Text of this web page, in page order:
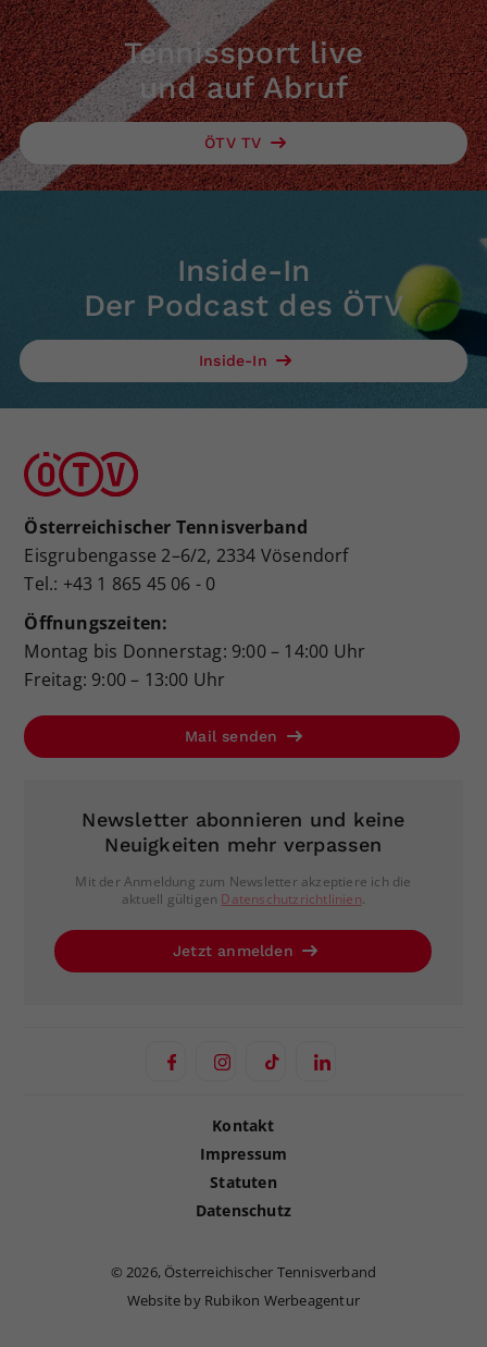
Tennissport live
und auf Abruf
ÖTV TV
Inside-In
Der Podcast des ÖTV
Inside-In
Österreichischer Tennisverband
Eisgrubengasse 2–6/2, 2334 Vösendorf
Tel.: +43 1 865 45 06 - 0
Öffnungszeiten:
Montag bis Donnerstag: 9:00 – 14:00 Uhr
Freitag: 9:00 – 13:00 Uhr
Mail senden
Newsletter abonnieren und keine
Neuigkeiten mehr verpassen
Mit der Anmeldung zum Newsletter akzeptiere ich die
aktuell gültigen Datenschutzrichtlinien.
Jetzt anmelden
Kontakt
Impressum
Statuten
Datenschutz
©2026, Österreichischer Tennisverband
Website by Rubikon Werbeagentur